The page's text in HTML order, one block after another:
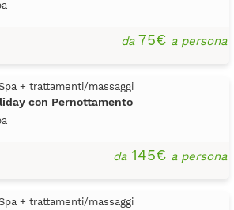
da75€ a persona
+ trattamenti/massaggi
con Pernottamento
da145€ a persona
+ trattamenti/massaggi